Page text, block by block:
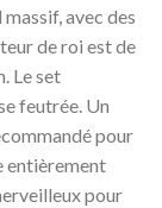
avec des
de roi est de
Le set
feutrée. Un
pour
entièrement
pour